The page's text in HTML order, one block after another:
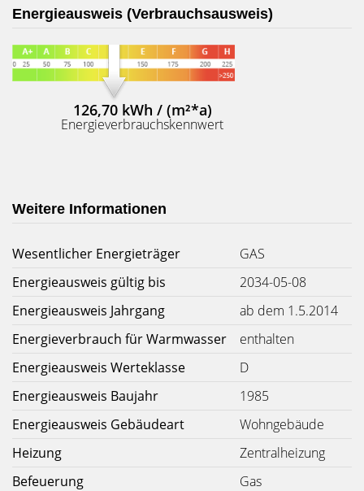
Energieausweis (Verbrauchsausweis)
126,70 kWh / (m²*a)
Energieverbrauchskennwert
Weitere Informationen
Wesentlicher Energieträger
GAS
Energieausweis gültig bis
2034-05-08
Energieausweis Jahrgang
ab dem 1.5.2014
Energieverbrauch für Warmwasser
enthalten
Energieausweis Werteklasse
D
Energieausweis Baujahr
1985
Energieausweis Gebäudeart
Wohngebäude
Heizung
Zentralheizung
Befeuerung
Gas